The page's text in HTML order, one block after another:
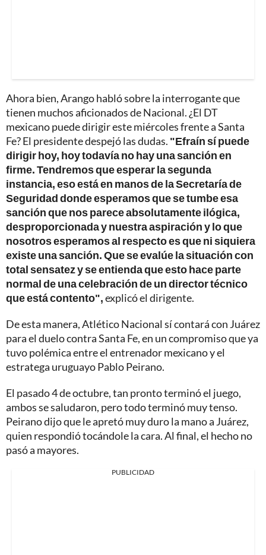
Ahora bien, Arango habló sobre la interrogante que
tienen muchos aficionados de Nacional. ¿El DT
mexicano puede dirigir este miércoles frente a Santa
Fe? El presidente despejó las dudas. "Efraín sí puede
dirigir hoy, hoy todavía no hay una sanción en
firme. Tendremos que esperar la segunda
instancia, eso está en manos de la Secretaría de
Seguridad donde esperamos que se tumbe esa
sanción que nos parece absolutamente ilógica,
desproporcionada y nuestra aspiración y lo que
nosotros esperamos al respecto es que ni siquiera
existe una sanción. Que se evalúe la situación con
total sensatez y se entienda que esto hace parte
normal de una celebración de un director técnico
que está contento",explicó el dirigente.
De esta manera, Atlético Nacional sí contará con Juárez
para el duelo contra Santa Fe, en un compromiso que ya
tuvo polémica entre el entrenador mexicano y el
estratega uruguayo Pablo Peirano.
El pasado 4 de octubre, tan pronto terminó el juego,
ambos se saludaron, pero todo terminó muy tenso.
Peirano dijo que le apretó muy duro la mano a Juárez,
quien respondió tocándole la cara. Al final, el hecho no
pasó a mayores.
PUBLICIDAD